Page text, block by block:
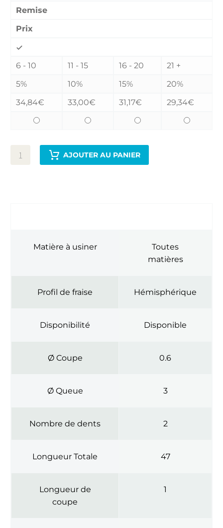
Remise
Prix
6 - 10 11 - 15 16 - 20
21 +
5%
10% 15%
20%
34,84€ 33,00€ 31,17€ 29,34€
AJOUTER AU PANIER
Matière à usiner
Toutes
matières
Profil de fraise Hémisphérique
Disponibilité Disponible
Ø Coupe 0.6
Ø Queue 3
Nombre de dents 2
Longueur Totale 47
Longueur de
coupe
1